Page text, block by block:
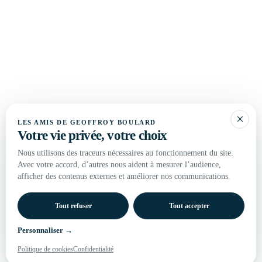
×
LES AMIS DE GEOFFROY BOULARD
Votre vie privée, votre choix
Nous utilisons des traceurs nécessaires au fonctionnement du site.
Avec votre accord, d’autres nous aident à mesurer l’audience,
afficher des contenus externes et améliorer nos communications.
Tout refuser Tout accepter
Personnaliser →
Politique de cookiesConfidentialité